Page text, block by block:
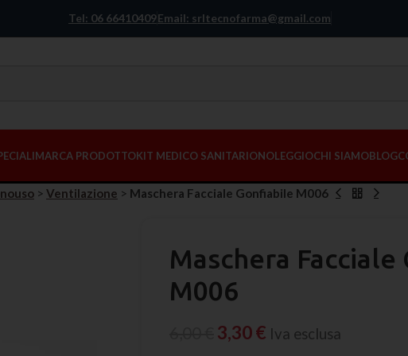
Tel: 06 66410409Email: srltecnofarma@gmail.com
MARCA PRODOTTOKIT MEDICO SANITARIONOLEGGIOCHI SIAMOBLOG
> Ventilazione > Maschera Facciale Gonfiabile M006
Maschera
M006
3,30€ Iva esclusa